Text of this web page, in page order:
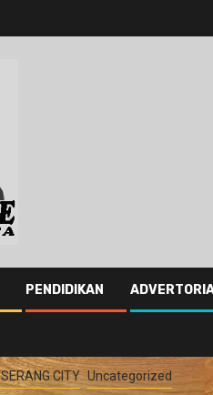
PENDIDIKAN
SERANG CITY Uncategorized